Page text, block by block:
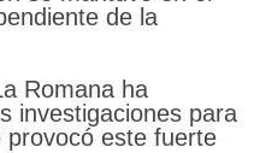
de la
Romana ha
investigaciones para
este fuerte